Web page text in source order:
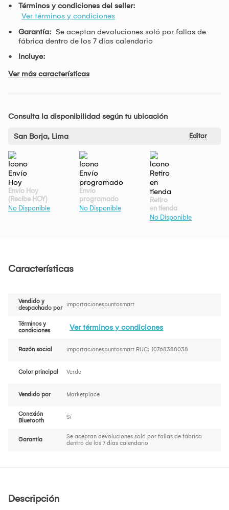
Términos y condiciones del seller:
Ver términos y condiciones
Garantía: Se aceptan devoluciones soló por fallas de
fábrica dentro de los 7 días calendario
Incluye:
Ver más características
Consulta la disponibilidad según tu ubicación
San Borja, Lima Editar
Envío Hoy
(Recibe HOY)
No Disponible
Envío
programado
No Disponible
Retiro
en tienda
No Disponible
Características
Vendido y
despachado por
importacionespuntosmart
Términos y
condiciones
Ver términos y condiciones
Razón social importacionespuntosmart RUC: 10768388038
Color principal Verde
Vendido por Marketplace
Conexión
Bluetooth
Sí
Garantía
Se aceptan devoluciones soló por fallas de fábrica
dentro de los 7 días calendario
Descripción